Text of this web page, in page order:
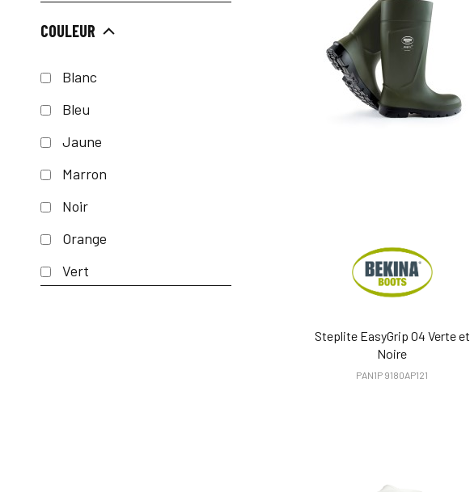
COULEUR
Blanc
Bleu
Jaune
Marron
Noir
Orange
Vert
Steplite EasyGrip O4 Verte et
Noire
PAN1P 9180AP121